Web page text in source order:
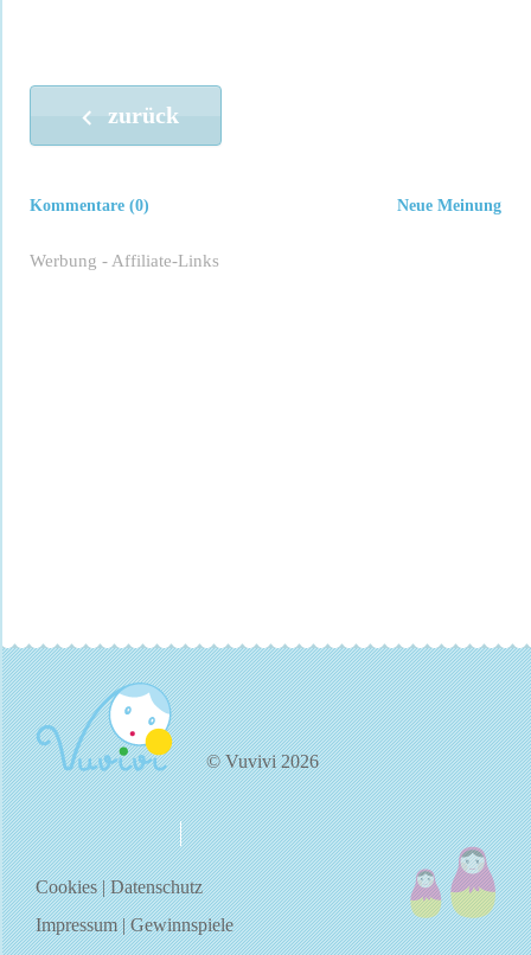
zurück
Neue Meinung
Kommentare (0)
Werbung - Affiliate-Links
© Vuvivi 2026
über uns kontakt
Cookies|Datenschutz
Impressum|Gewinnspiele